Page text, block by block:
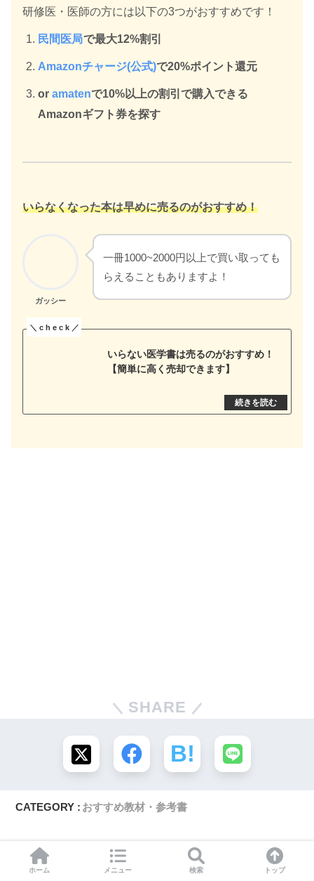
研修医・医師の方には以下の3つがおすすめです！
民間医局で最大12%割引
Amazonチャージ(公式)で20%ポイント還元
oramatenで10%以上の割引で購入できる
Amazonギフト券を探す
いらなくなった本は早めに売るのがおすすめ！
ガッシー
一冊1000~2000円以上で買い取っても
らえることもありますよ！
いらない医学書は売るのがおすすめ！
【簡単に高く売却できます】
SHARE
CATEGORY : おすすめ教材・参考書
ホーム メニュー 検索 トップ